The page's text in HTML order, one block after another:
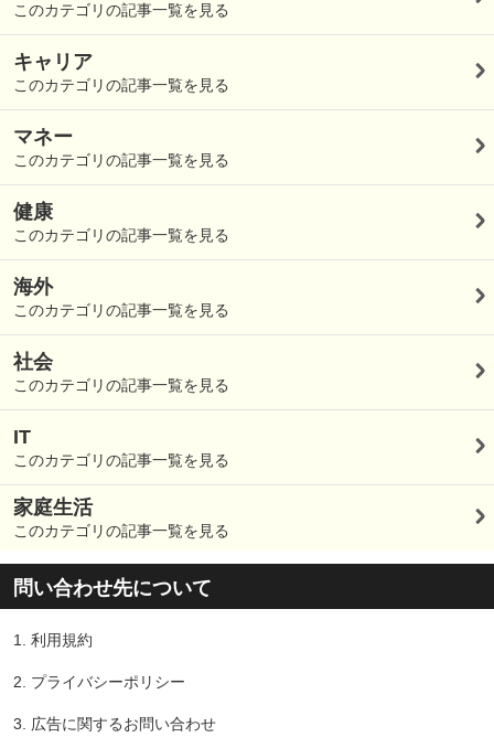
このカテゴリの記事一覧を見る
キャリア
このカテゴリの記事一覧を見る
マネー
このカテゴリの記事一覧を見る
健康
このカテゴリの記事一覧を見る
海外
このカテゴリの記事一覧を見る
社会
このカテゴリの記事一覧を見る
IT
このカテゴリの記事一覧を見る
家庭生活
このカテゴリの記事一覧を見る
問い合わせ先について
1. 利用規約
2. プライバシーポリシー
3. 広告に関するお問い合わせ